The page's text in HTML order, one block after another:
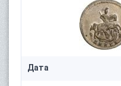
Дата